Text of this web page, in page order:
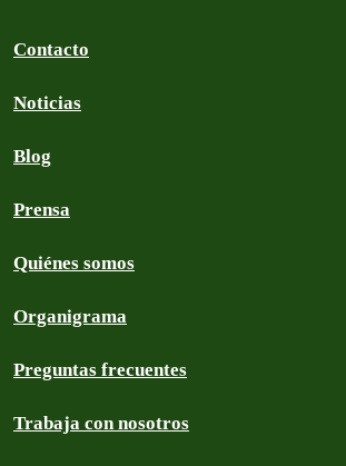
Contacto
Noticias
Blog
Prensa
Quiénes somos
Organigrama
Preguntas frecuentes
Trabaja con nosotros